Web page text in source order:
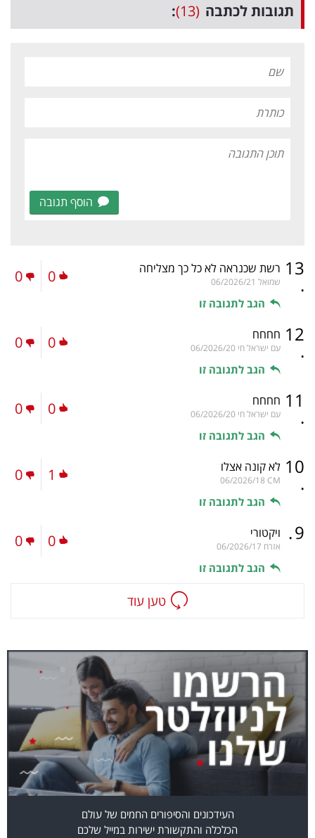
תגובות לכתבה (13)
:
הוסף תגובה
13
.
רשת שכנראה לא כל כך מצליחה
שמואל 06/2026/21
הגב לתגובה זו
0
0
12
.
חחחח
עם ישראל חי 06/2026/20
הגב לתגובה זו
0
0
11
.
חחחח
עם ישראל חי 06/2026/20
הגב לתגובה זו
0
0
10
.
לא קונה אצלו
CM
06/2026/18
הגב לתגובה זו
1
0
9
. ויקטורי
אזרח 06/2026/17
הגב לתגובה זו
0
0
טען עוד
העידכונים והסיפורים החמים של עולם
הכלכלה והתקשורת ישירות במייל שלכם